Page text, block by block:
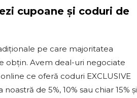
cupoane și coduri de
pe care majoritatea
obțin. Avem deal-uri negociate
ce oferă coduri EXCLUSIVE
de 5%, 10% sau chiar 15% și